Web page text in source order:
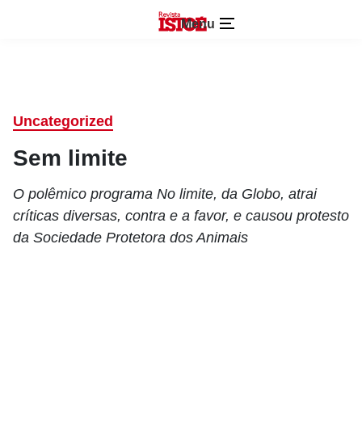
Menu
Uncategorized
Sem limite
O polêmico programa No limite, da Globo, atrai
críticas diversas, contra e a favor, e causou protesto
da Sociedade Protetora dos Animais